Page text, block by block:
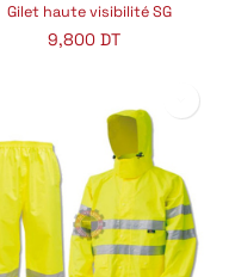
Gilet haute visibilité SG
9,800 DT